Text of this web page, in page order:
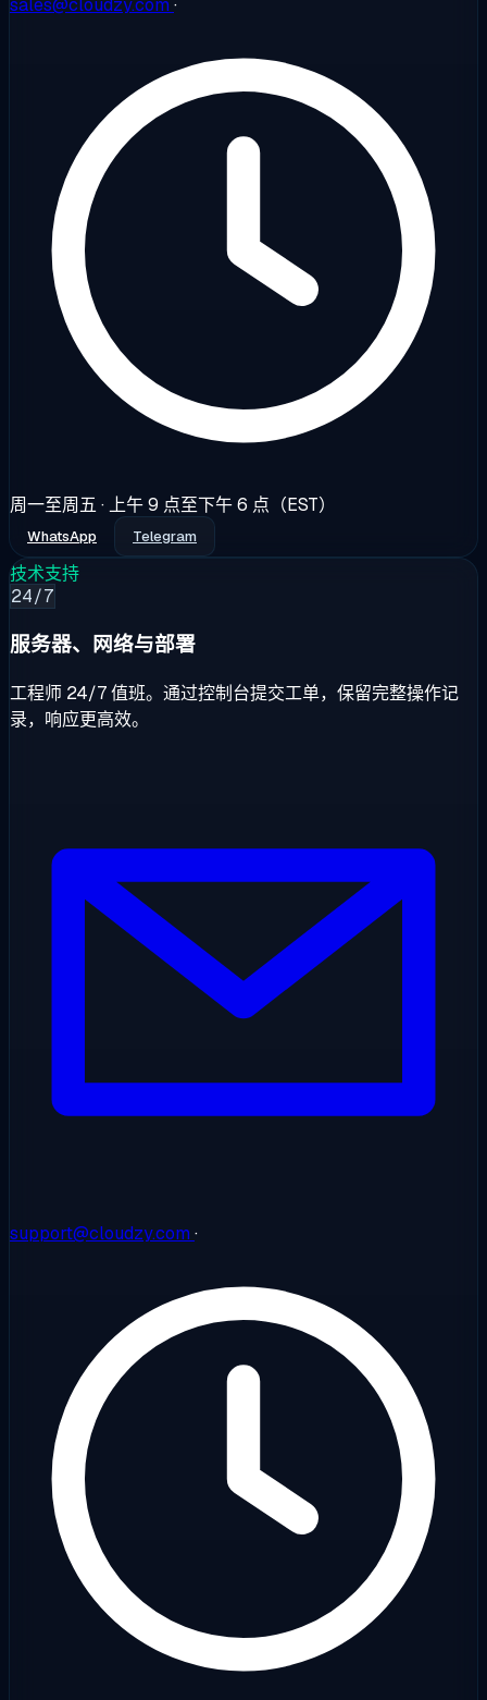
sales@cloudzy.com ·
周一至周五 · 上午 9 点至下午 6 点（EST）
WhatsApp Telegram
技术支持
24/7
服务器、网络与部署
工程师 24/7 值班。通过控制台提交工单，保留完整操作记
录，响应更高效。
support@cloudzy.com ·